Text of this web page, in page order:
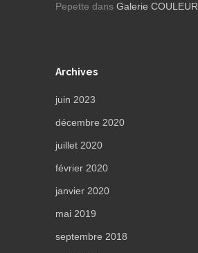
Pepette dans Galerie COULEUR
Archives
juin 2023
décembre 2020
juillet 2020
février 2020
janvier 2020
mai 2019
septembre 2018